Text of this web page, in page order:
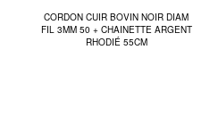
CORDON CUIR BOVIN NOIR DIAM
FIL 3MM 50 + CHAINETTE ARGENT
RHODIÉ 55CM